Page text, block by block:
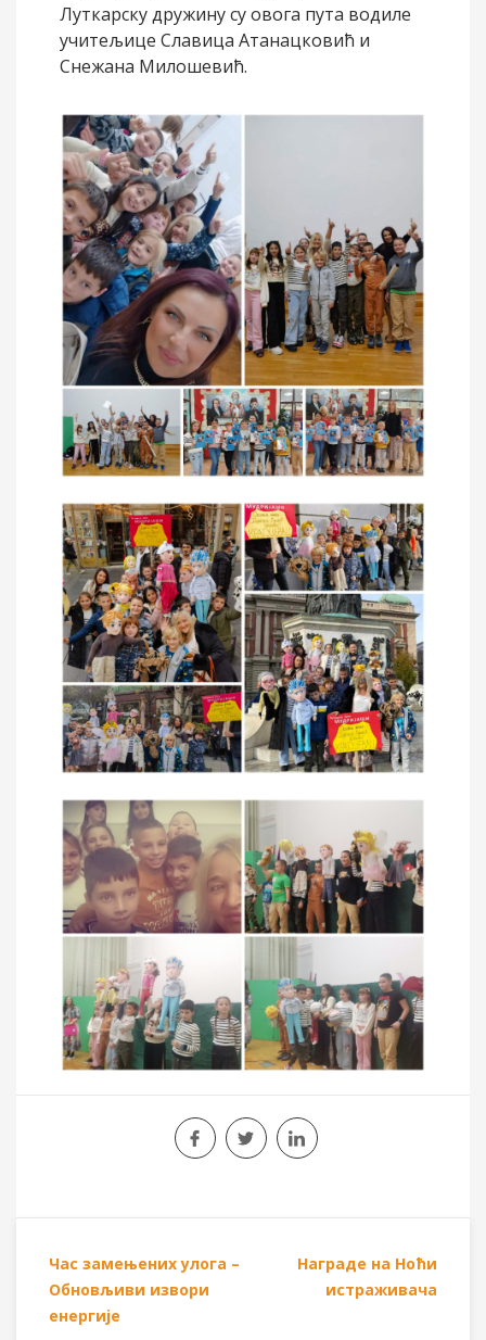
Луткарску дружину су овога пута водиле
учитељице Славица Атанацковић и
Снежана Милошевић.
Час замењених улога –
Обновљиви извори
енергије
Награде на Ноћи
истраживача